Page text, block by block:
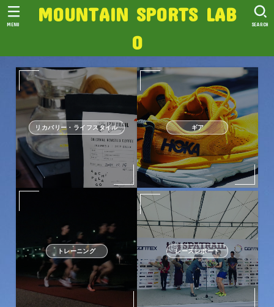
MOUNTAIN SPORTS LAB
O
SEARCH
MENU
リカバリー・ライフスタイル ギア
トレーニング レースレポート